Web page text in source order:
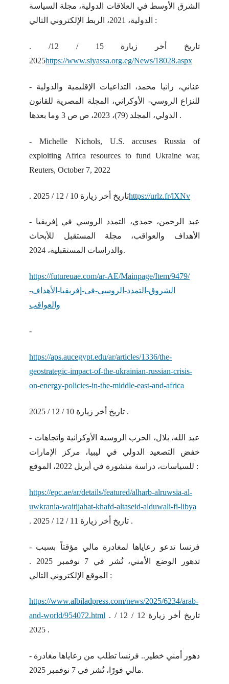
الشرق الأوسط في العلاقات الدولية، مجلة السياسة
الدولية، 2021، الربط الإلكتروني التالي :
. تاريخ أخر زيارة 15 / 12/
2025https://www.siyassa.org.eg/News/18028.aspx
- عناني، رانيا محمد، التداعيات الإقليمية والدولية
للنزاع الروسي- الأوكراني، المجلة المصرية للقانون
الدولي، المجلد (79)، 2023، ص ص 3 وما بعدها .
- Michelle Nichols, U.S. accuses Russia of
exploiting Africa resources to fund Ukraine war,
Reuters, October 7, 2022
. تاريخ أخر زيارة 10 / 12 / 2025https://urlz.fr/lXNv
- عبد الرحمن، حمدي، التمدد الروسي في إفريقيا
الأهداف والعواقب، مجلة المستقبل للأبحاث
والدراسات المستقبلية، 2024.
https://futureuae.com/ar-AE/Mainpage/Item/9479/
الشروق-التمدد-الروسى-فى-إفريقيا-الأهداف-
والعواقب
-
https://aps.aucegypt.edu/ar/articles/1336/the-
geostrategic-impact-of-the-ukrainian-russian-crisis-
on-energy-policies-in-the-middle-east-and-africa
تاريخ أخر زيارة 10 / 12 / 2025 .
- عبد الله، بلال، الحرب الروسية الأوكرانية واتجاهات
خفض التصعيد الدولي في ليبيا، مركز الإمارات
للسياسات، دراسة منشورة في أبريل 2022، الموقع :
https://epc.ae/ar/details/featured/alharb-alruwsia-al-
uwkrania-waitijahat-khafd-altaseid-alduwali-fi-libya
. تاريخ أخر زيارة 11 / 12 / 2025 .
- فرنسا تدعو رعاياها لمغادرة مالي مؤقتاً بسبب
تدهور الوضع الأمني، نُشر في 7 نوفمبر 2025 .
الموقع الإلكتروني التالي :
https://www.albiladpress.com/news/2025/6234/arab-
and-world/954072.html . تاريخ أخر زيارة 12 / 12 /
2025 .
- دهور أمني خطير.. فرنسا تطلب من رعاياها مغادرة
مالي فورًا، نُشر في 7 نوفمبر 2025.